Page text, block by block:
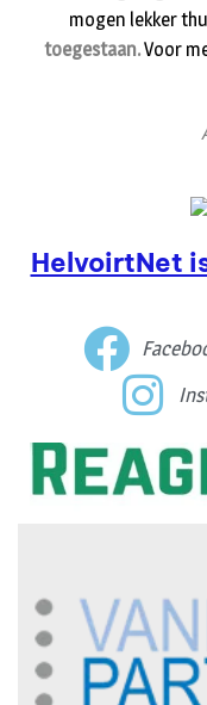
mogen lekker
toegestaan.Voor
HelvoirtNet